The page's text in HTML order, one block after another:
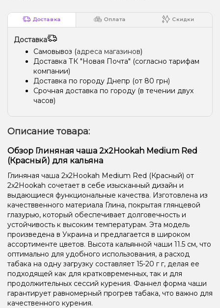
Доставка Оплата Скидки
Доставка
Самовывоз (адреса магазинов)
Доставка ТК "Новая Почта" (согласно тарифам
компании)
Доставка по городу Днепр (от 80 грн)
Срочная доставка по городу (в течении двух
часов)
Описание товара:
Обзор Глиняная чаша 2x2Hookah Medium Red
(Красный) для кальяна
Глиняная чаша 2x2Hookah Medium Red (Красный) от
2x2Hookah сочетает в себе изысканный дизайн и
выдающиеся функциональные качества. Изготовлена из
качестввенного материала Глина, покрытая глянцевой
глазурью, который обеспечивает долговечность и
устойчивость к высоким температурам. Эта модель
произведена в Украина и предлагается в широком
ассортименте цветов. Высота кальянной чаши 11.5 см, что
оптимально для удобного использования, а расход
табака на одну загрузку составляет 15-20 г г, делая ее
подходящей как для кратковременных, так и для
продолжительных сессий курения. Фаннел форма чаши
гарантирует равномерный прогрев табака, что важно для
качественного курения.